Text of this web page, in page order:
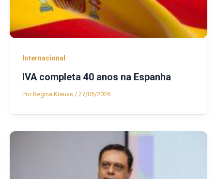
Internacional
IVA completa 40 anos na Espanha
PorRegina Krauss / 27/05/2026